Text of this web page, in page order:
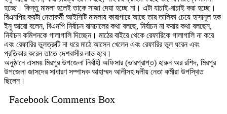
হচ্ছে। কিন্তু মামলা হলেই তাকে সাজা দেয়া হচ্ছে না। এটা যাচাই-বাচাই করা হচ্ছে।
বিএনপির কয়টা নেতাকর্মী আইসিটি মামলায় কারাগারে আছে তার তালিকা চেয়ে হাসানুল হক
ইনু আরো বলেন, বিএনপি নির্বাচন বানচালের কথা বলছে, নির্বাচন না করার কথা বলছেন,
নির্বাচন কমিশনকে গালাগালি দিচ্ছেন। মাঠের বাইরে থেকে রেফারিকে গালাগালি না করে
এবং রেফারির ভুলত্রুটি না ধরে মাঠে আসেন খেলেন এবং রেফারির ভুল ধরেন এবং
প্রতিকার করেন তাতে দেশবাসীর লাভ হবে।
অনুষ্ঠানে এসময় মিরপুর উপজেলা নির্বাহী অফিসার (ভারপ্রাপ্ত) হারুন অর রশিদ, মিরপুর
উপজেলা জাসদের সাধারণ সম্পাদক আহাম্মদ আলীসহ দলীয় নেতা কর্মীরা উপস্থিত
ছিলেন।
Facebook Comments Box